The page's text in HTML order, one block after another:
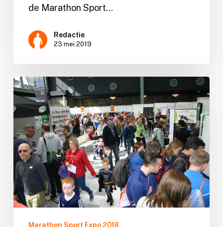
de Marathon Sport…
Redactie
23 mei 2019
Terugblik
en
prijswinnaars
Marathon Sport Expo 2018